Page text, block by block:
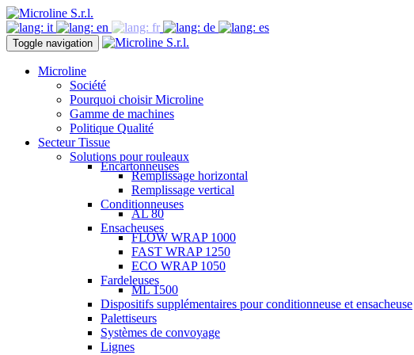
Toggle navigation
Microline
Société
Pourquoi choisir Microline
Gamme de machines
Politique Qualité
Secteur Tissue
Solutions pour rouleaux
Encartonneuses
Remplissage horizontal
Remplissage vertical
Conditionneuses
AL 80
Ensacheuses
FLOW WRAP 1000
FAST WRAP 1250
ECO WRAP 1050
Fardeleuses
ML 1500
Dispositifs supplémentaires pour conditionneuse et ensacheuse
Palettiseurs
Systèmes de convoyage
Lignes